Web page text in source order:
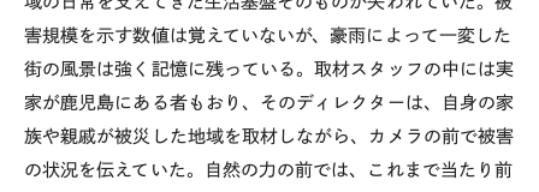
害規模を示す数値は覚えていないが、豪雨によって一変した
街の風景は強く記憶に残っている。取材スタッフの中には実
家が鹿児島にある者もおり、そのディレクターは、自身の家
族や親戚が被災した地域を取材しながら、カメラの前で被害
の状況を伝えていた。自然の力の前では、これまで当たり前